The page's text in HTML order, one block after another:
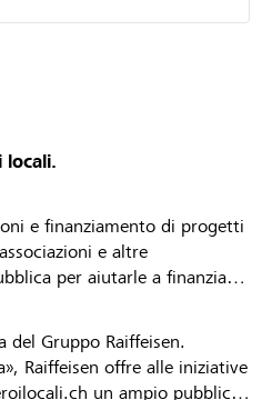
locali.
e finanziamento di progetti
e altre
per aiutarle a finanziare
del Gruppo Raiffeisen.
Raiffeisen offre alle iniziative
un ampio pubblico